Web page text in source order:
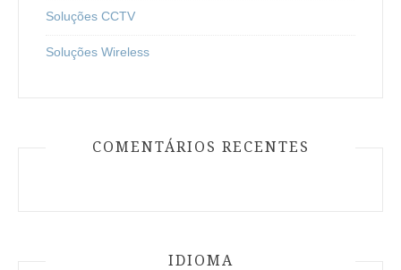
Soluções CCTV
Soluções Wireless
COMENTÁRIOS RECENTES
IDIOMA